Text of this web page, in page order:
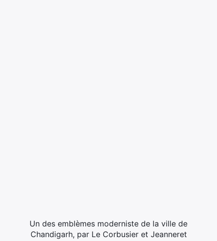
Un des emblèmes moderniste de la ville de
Chandigarh, par Le Corbusier et Jeanneret